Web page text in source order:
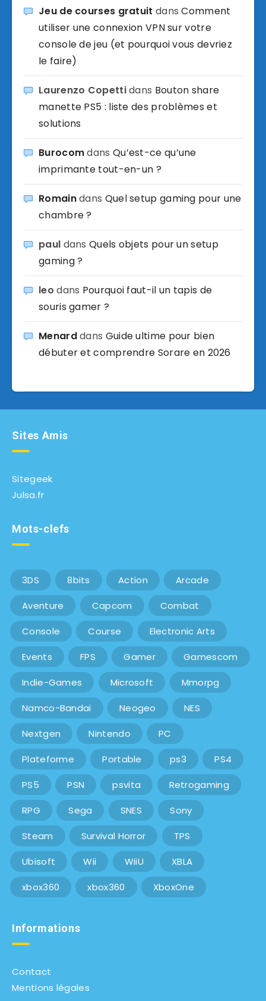
Jeu de courses gratuit dansComment
utiliser une connexion VPN sur votre
console de jeu (et pourquoi vous devriez
le faire)
Laurenzo Copettidans Bouton share
manette PS5 : liste des problèmes et
solutions
Burocomdans Qu’est-ce qu’une
imprimante tout-en-un ?
Romaindans Quel setup gaming pour une
chambre ?
paul dansQuels objets pour un setup
gaming ?
leo dans Pourquoi faut-il un tapis de
souris gamer ?
Menarddans Guide ultime pour bien
débuter et comprendre Sorare en 2026
Sites Amis
Sitegeek
Julsa.fr
Mots-clefs
3DS 8bits Action Arcade
Aventure Capcom Combat
Console Course Electronic Arts
Events FPS Gamer Gamescom
Indie-Games Microsoft Mmorpg
Namco-Bandai Neogeo NES
Nextgen Nintendo PC
Plateforme Portable ps3 PS4
PS5 PSN psvita Retrogaming
RPG Sega SNES Sony
Steam Survival Horror TPS
Ubisoft Wii WiiU XBLA
xbox360 xbox360 XboxOne
Informations
Contact
Mentions légales